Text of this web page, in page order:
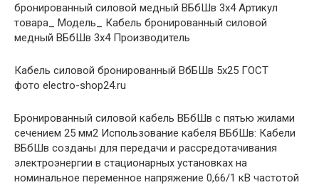
бронированный силовой медный ВБбШв 3х4 Артикул
товара_ Модель_ Кабель бронированный силовой
медный ВБбШв 3х4 Производитель
Кабель силовой бронированный ВбБШв 5х25 ГОСТ
фото electro-shop24.ru
Бронированный силовой кабель ВБбШв с пятью жилами
сечением 25 мм2 Использование кабеля ВБбШв: Кабели
ВБбШв созданы для передачи и рассредотачивания
электроэнергии в стационарных установках на
номинальное переменное напряжение 0,66/1 кВ частотой